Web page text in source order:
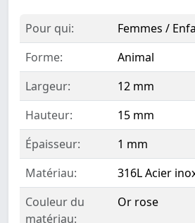
Pour qui:
Femmes /
Forme:
Animal
Largeur:
12 mm
Hauteur:
15 mm
Épaisseur:
1 mm
Matériau:
316L Acier
Couleur du
matériau:
Or rose